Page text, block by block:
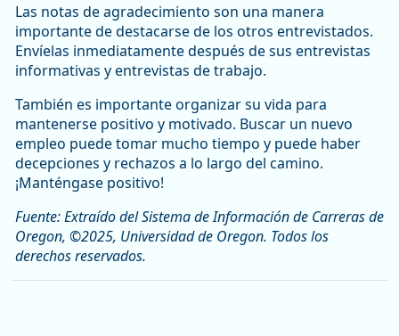
Las notas de agradecimiento son una manera
importante de destacarse de los otros entrevistados.
Envíelas inmediatamente después de sus entrevistas
informativas y entrevistas de trabajo.
También es importante organizar su vida para
mantenerse positivo y motivado. Buscar un nuevo
empleo puede tomar mucho tiempo y puede haber
decepciones y rechazos a lo largo del camino.
¡Manténgase positivo!
Fuente: Extraído del Sistema de Información de Carreras de
Oregon, ©2025, Universidad de Oregon. Todos los
derechos reservados.